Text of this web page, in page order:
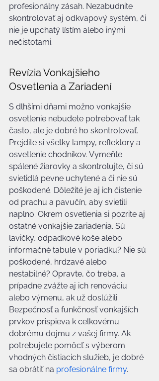
profesionálny zásah. Nezabudnite
skontrolovať aj odkvapový systém, či
nie je upchatý lístím alebo inými
nečistotami.
Revízia Vonkajšieho
Osvetlenia a Zariadení
S dlhšími dňami možno vonkajšie
osvetlenie nebudete potrebovať tak
často, ale je dobré ho skontrolovať.
Prejdite si všetky lampy, reflektory a
osvetlenie chodníkov. Vymeňte
spálené žiarovky a skontrolujte, či sú
svietidlá pevne uchytené a či nie sú
poškodené. Dôležité je aj ich čistenie
od prachu a pavučín, aby svietili
naplno. Okrem osvetlenia si pozrite aj
ostatné vonkajšie zariadenia. Sú
lavičky, odpadkové koše alebo
informačné tabule v poriadku? Nie sú
poškodené, hrdzavé alebo
nestabilné? Opravte, čo treba, a
prípadne zvážte aj ich renováciu
alebo výmenu, ak už doslúžili.
Bezpečnosť a funkčnosť vonkajších
prvkov prispieva k celkovému
dobrému dojmu z vašej firmy. Ak
potrebujete pomôcť s výberom
vhodných čistiacich služieb, je dobré
sa obrátiť na profesionálne firmy.